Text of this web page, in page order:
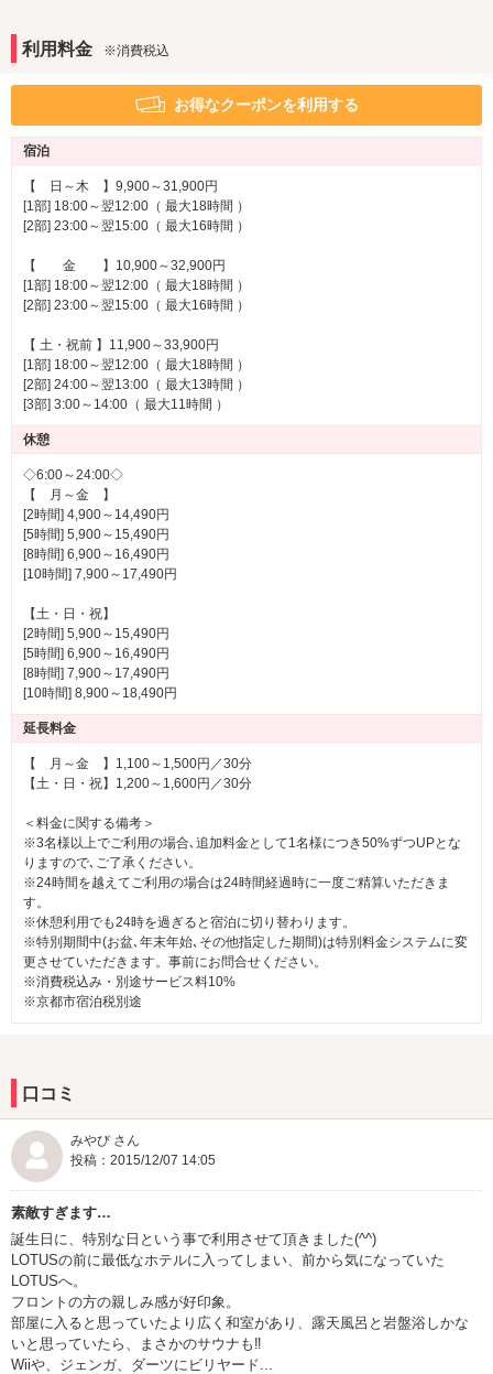
２４時間利用ＯＫでしかも無料の「ダーツ＆ビリヤード」
ルームが人気！
30分から気軽にご利用頂けます♪ また、お部屋で食事も可能
ですので、ワイワイ楽しめること間違いなし★
ＳＰＡ ＬＯＴＵＳに新メニュー登場！
『ホットストーンセラピー』でカラダの芯から癒やされよ
う♪
★大人気設備★
はお部屋のページでチェック★
『バリエステが、HOTEL LOTUS４階に！』
バリのスパを思わせるような空間と専属エステティシャン
のゴットハンドで疲れを癒し、
贅沢なお時間をお過ごし下さいませ。
オールハンドのオイルマッサージで心も体も癒します。
ホテルご利用のお客様は、無料コースもあり、特別激安料
金でお手軽にご堪能頂けます。
完全個室で安心してご利用頂けます！二人用個室も完備★
『極上のステイをお約束いたします！』
■客室アメニティーの数は60種類以上！
ボディーバターやフェイスマスク、ヘアトリートメントま
で客室に完備。
その他ヘアケア、フェイスケアパウチアメニティーの数の
多さに驚きを隠せない！？
■総数１００種類以上のレンタルアイテム！
ブランドシャンプーやカールアイロンなどはもちろん、人
気のボディソープやクレンジング、洗顔まで揃う驚愕の品
揃え！
総数100種類を超える無料レンタルアメニティーは必見！
■プレジデント／ロイヤルルームに無料ウェルカムフルーツ
を設置！
季節により果物の種類が変わります。
■お食事＆ドリンクは無料メニューからグランドメニューま
で５００種類以上をご用意！
メンバーになればご登録当日よりメンバーズ専用の無料フ
ードがオーダー可能！
さらにお食事メニューもメンバー料金でオーダーできま
す。是非ご賞味ください！
■ネット予約サービスでオトクにステイ！
女子会プランや京都観光プラン、パーティープランなどオ
トクなプランもご用意！
音響・映像・通信
ホームシアター
プロジェクター ※一部
TVゲーム
ブルーレイプレーヤー
アメニティ
セレクトシャンプー
コスプレ
ルームサービス
利用料金 ※消費税込
お得なクーポンを利用する
宿泊
【 日～木 】9,900～31,900円
[1部] 18:00～翌12:00（ 最大18時間 ）
[2部] 23:00～翌15:00（ 最大16時間 ）
【 金 】10,900～32,900円
[1部] 18:00～翌12:00（ 最大18時間 ）
[2部] 23:00～翌15:00（ 最大16時間 ）
【 土・祝前 】11,900～33,900円
[1部] 18:00～翌12:00（ 最大18時間 ）
[2部] 24:00～翌13:00（ 最大13時間 ）
[3部] 3:00～14:00（ 最大11時間 ）
休憩
◇6:00～24:00◇
【 月～金 】
[2時間] 4,900～14,490円
[5時間] 5,900～15,490円
[8時間] 6,900～16,490円
[10時間] 7,900～17,490円
【土・日・祝】
[2時間] 5,900～15,490円
[5時間] 6,900～16,490円
[8時間] 7,900～17,490円
[10時間] 8,900～18,490円
延長料金
【 月～金 】1,100～1,500円／30分
【土・日・祝】1,200～1,600円／30分
＜料金に関する備考＞
※3名様以上でご利用の場合､追加料金として1名様につき50%ずつUPとな
りますので､ご了承ください。
※24時間を越えてご利用の場合は24時間経過時に一度ご精算いただきま
す。
※休憩利用でも24時を過ぎると宿泊に切り替わります。
※特別期間中(お盆､年末年始､その他指定した期間)は特別料金システムに変
更させていただきます。事前にお問合せください。
※消費税込み・別途サービス料10%
※京都市宿泊税別途
口コミ
みやび さん
投稿：2015/12/07 14:05
素敵すぎます…
誕生日に、特別な日という事で利用させて頂きました(^^)
LOTUSの前に最低なホテルに入ってしまい、前から気になっていた
LOTUSへ。
フロントの方の親しみ感が好印象。
部屋に入ると思っていたより広く和室があり、露天風呂と岩盤浴しかな
いと思っていたら、まさかのサウナも‼
Wiiや、ジェンガ、ダーツにビリヤード...